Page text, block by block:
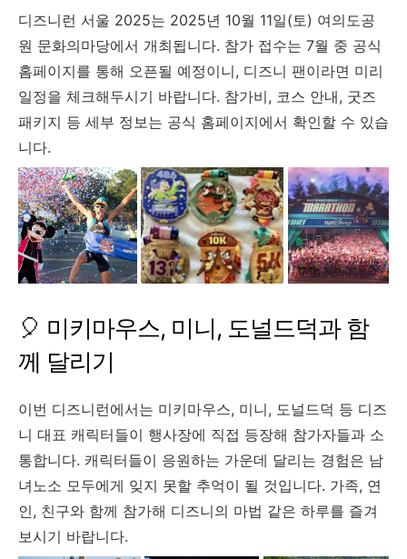
디즈니런 서울 2025는 2025년 10월 11일(토) 여의도공
원 문화의마당에서 개최됩니다. 참가 접수는 7월 중 공식
홈페이지를 통해 오픈될 예정이니, 디즈니 팬이라면 미리
일정을 체크해두시기 바랍니다. 참가비, 코스 안내, 굿즈
패키지 등 세부 정보는 공식 홈페이지에서 확인할 수 있습
니다.
🎈 미키마우스, 미니, 도널드덕과 함
께 달리기
이번 디즈니런에서는 미키마우스, 미니, 도널드덕 등 디즈
니 대표 캐릭터들이 행사장에 직접 등장해 참가자들과 소
통합니다. 캐릭터들이 응원하는 가운데 달리는 경험은 남
녀노소 모두에게 잊지 못할 추억이 될 것입니다. 가족, 연
인, 친구와 함께 참가해 디즈니의 마법 같은 하루를 즐겨
보시기 바랍니다.